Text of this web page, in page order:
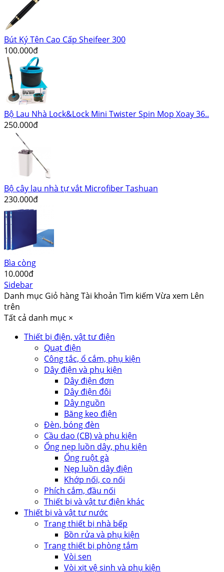
Bút Ký Tên Cao Cấp Sheifeer 300
100.000đ
Bộ Lau Nhà Lock&Lock Mini Twister Spin Mop Xoay 36..
250.000đ
Bộ cây lau nhà tự vắt Microfiber Tashuan
230.000đ
Bìa còng
10.000đ
Sidebar
Danh mục Giỏ hàngTài khoản Tìm kiếm Vừa xem Lên
trên
Tất cả danh mục ×
Thiết bị điện, vật tư điện
Quạt điện
Công tắc, ổ cắm, phụ kiện
Dây điện và phụ kiện
Dây điện đơn
Dây điện đôi
Dây nguồn
Băng keo điện
Đèn, bóng đèn
Cầu dao (CB) và phụ kiện
Ống nẹp luồn dây, phụ kiện
Ống ruột gà
Nẹp luồn dây điện
Khớp nối, co nối
Phích cắm, đầu nối
Thiết bị và vật tư điện khác
Thiết bị và vật tư nước
Trang thiết bị nhà bếp
Bồn rửa và phụ kiện
Trang thiết bị phòng tắm
Vòi sen
Vòi xịt vệ sinh và phụ kiện